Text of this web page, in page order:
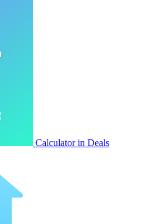
Calculator in Deals